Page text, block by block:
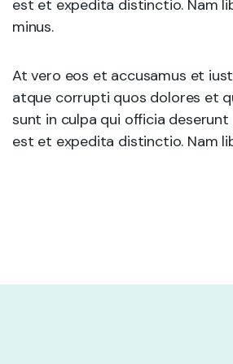
est et expedita distinctio. Nam
minus.
At vero eos et accusamus et
atque corrupti quos dolores et
sunt in culpa qui officia
est et expedita distinctio. Nam